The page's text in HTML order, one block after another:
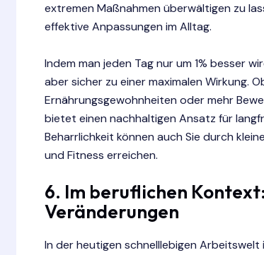
extremen Maßnahmen überwältigen zu
effektive Anpassungen im Alltag.
Indem man jeden Tag nur um 1% besser
aber sicher zu einer maximalen Wirkung.
Ernährungsgewohnheiten oder mehr
bietet einen nachhaltigen Ansatz für
Beharrlichkeit können auch Sie durch
und Fitness erreichen.
6. Im beruflichen
Veränderungen
In der heutigen schnelllebigen